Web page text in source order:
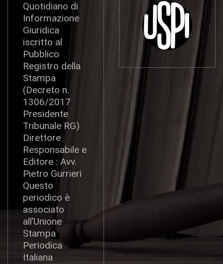
Quotidiano di
Informazione
Giuridica
iscritto al
Pubblico
Registro della
Stampa
(Decreto n.
1306/2017
Presidente
Tribunale RG)
Direttore
Responsabile e
Editore : Avv.
Pietro Gurrieri
Questo
periodico è
associato
all’Unione
Stampa
Periodica
Italiana